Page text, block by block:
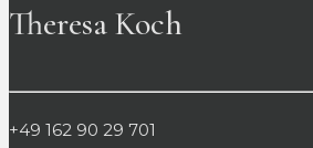
Theresa Koch
+49 162 90 29 701